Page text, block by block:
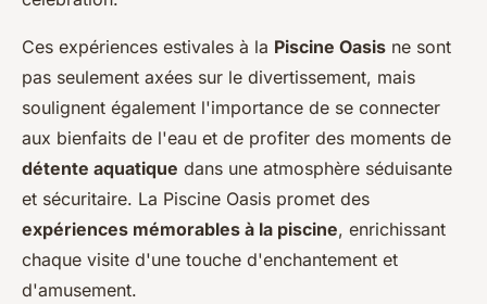
Ces expériences estivales à la Piscine Oasis ne sont
pas seulement axées sur le divertissement, mais
soulignent également l'importance de se connecter
aux bienfaits de l'eau et de profiter des moments de
détente aquatique dans une atmosphère séduisante
et sécuritaire. La Piscine Oasis promet des
expériences mémorables à la piscine, enrichissant
chaque visite d'une touche d'enchantement et
d'amusement.